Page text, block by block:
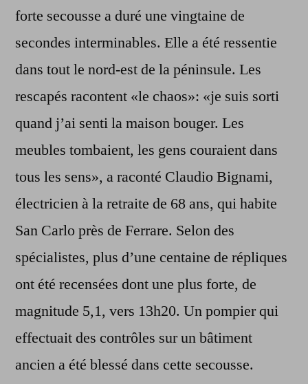
forte secousse a duré une vingtaine de
secondes interminables. Elle a été ressentie
dans tout le nord-est de la péninsule. Les
rescapés racontent «le chaos»: «je suis sorti
quand j’ai senti la maison bouger. Les
meubles tombaient, les gens couraient dans
tous les sens», a raconté Claudio Bignami,
électricien à la retraite de 68 ans, qui habite
San Carlo près de Ferrare. Selon des
spécialistes, plus d’une centaine de répliques
ont été recensées dont une plus forte, de
magnitude 5,1, vers 13h20. Un pompier qui
effectuait des contrôles sur un bâtiment
ancien a été blessé dans cette secousse.